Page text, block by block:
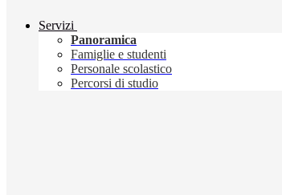
Servizi
Panoramica
Famiglie e studenti
Personale scolastico
Percorsi di studio